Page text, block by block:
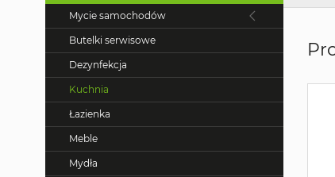
Mycie samochodów
Butelki serwisowe
Dezynfekcja
Kuchnia
Łazienka
Meble
Mydła